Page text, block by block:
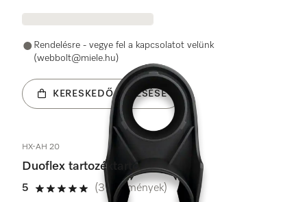
Rendelésre - vegye fel a kapcsolatot velünk
(webbolt@miele.hu)
KERESKEDŐ KERESÉSE
HX-AH 20
Duoflex tartozéktartó
5
5 / 5
(3 vélemények)